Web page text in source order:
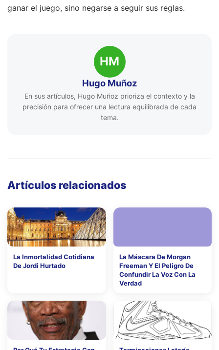
ganar el juego, sino negarse a seguir sus reglas.
HM
Hugo Muñoz
En sus artículos, Hugo Muñoz prioriza el contexto y la
precisión para ofrecer una lectura equilibrada de cada
tema.
Artículos relacionados
La Inmortalidad Cotidiana
De Jordi Hurtado
La Máscara De Morgan
Freeman Y El Peligro De
Confundir La Voz Con La
Verdad